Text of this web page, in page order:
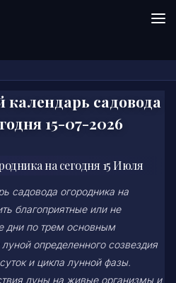
садовода
15-07-2026
на сегодня 15 Июля
садовода огородника на
благоприятные или не
дни по трем основным
определенного созвездия
и цикла лунной фазы.
луны на живые организмы и